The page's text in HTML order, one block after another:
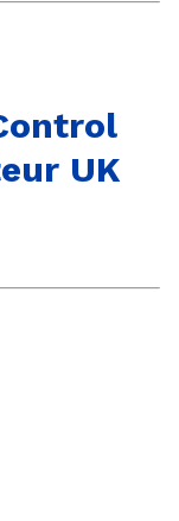
UK